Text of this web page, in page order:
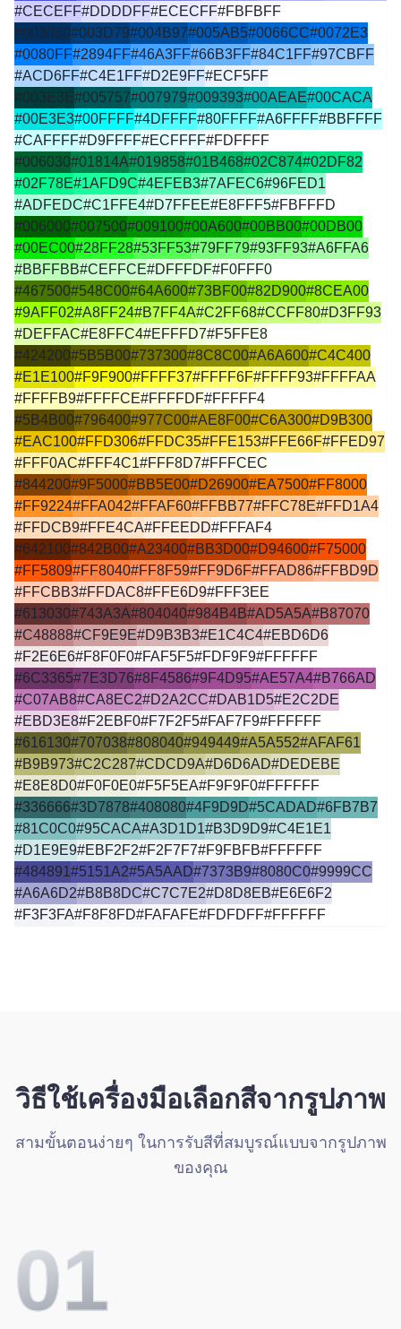
#CECEFF#DDDDFF#ECECFF#FBFBFF
#003060#003D79#004B97#005AB5#0066CC#0072E3
#0080FF#2894FF#46A3FF#66B3FF#84C1FF#97CBFF
#ACD6FF#C4E1FF#D2E9FF#ECF5FF
#003E3E#005757#007979#009393#00AEAE#00CACA
#00E3E3#00FFFF#4DFFFF#80FFFF#A6FFFF#BBFFFF
#CAFFFF#D9FFFF#ECFFFF#FDFFFF
#006030#01814A#019858#01B468#02C874#02DF82
#02F78E#1AFD9C#4EFEB3#7AFEC6#96FED1
#ADFEDC#C1FFE4#D7FFEE#E8FFF5#FBFFFD
#006000#007500#009100#00A600#00BB00#00DB00
#00EC00#28FF28#53FF53#79FF79#93FF93#A6FFA6
#BBFFBB#CEFFCE#DFFFDF#F0FFF0
#467500#548C00#64A600#73BF00#82D900#8CEA00
#9AFF02#A8FF24#B7FF4A#C2FF68#CCFF80#D3FF93
#DEFFAC#E8FFC4#EFFFD7#F5FFE8
#424200#5B5B00#737300#8C8C00#A6A600#C4C400
#E1E100#F9F900#FFFF37#FFFF6F#FFFF93#FFFFAA
#FFFFB9#FFFFCE#FFFFDF#FFFFF4
#5B4B00#796400#977C00#AE8F00#C6A300#D9B300
#EAC100#FFD306#FFDC35#FFE153#FFE66F#FFED97
#FFF0AC#FFF4C1#FFF8D7#FFFCEC
#844200#9F5000#BB5E00#D26900#EA7500#FF8000
#FF9224#FFA042#FFAF60#FFBB77#FFC78E#FFD1A4
#FFDCB9#FFE4CA#FFEEDD#FFFAF4
#642100#842B00#A23400#BB3D00#D94600#F75000
#FF5809#FF8040#FF8F59#FF9D6F#FFAD86#FFBD9D
#FFCBB3#FFDAC8#FFE6D9#FFF3EE
#613030#743A3A#804040#984B4B#AD5A5A#B87070
#C48888#CF9E9E#D9B3B3#E1C4C4#EBD6D6
#F2E6E6#F8F0F0#FAF5F5#FDF9F9#FFFFFF
#6C3365#7E3D76#8F4586#9F4D95#AE57A4#B766AD
#C07AB8#CA8EC2#D2A2CC#DAB1D5#E2C2DE
#EBD3E8#F2EBF0#F7F2F5#FAF7F9#FFFFFF
#616130#707038#808040#949449#A5A552#AFAF61
#B9B973#C2C287#CDCD9A#D6D6AD#DEDEBE
#E8E8D0#F0F0E0#F5F5EA#F9F9F0#FFFFFF
#336666#3D7878#408080#4F9D9D#5CADAD#6FB7B7
#81C0C0#95CACA#A3D1D1#B3D9D9#C4E1E1
#D1E9E9#EBF2F2#F2F7F7#F9FBFB#FFFFFF
#484891 #5151A2#5A5AAD#7373B9#8080C0#9999CC
#A6A6D2#B8B8DC#C7C7E2#D8D8EB#E6E6F2
#F3F3FA#F8F8FD#FAFAFE#FDFDFF#FFFFFF
วิธีใช้เครื่องมือเลือกสีจากรูปภาพ
สามขั้นตอนง่ายๆ ในการรับสีที่สมบูรณ์แบบจากรูปภาพ
ของคุณ
01